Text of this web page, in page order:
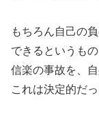
もちろん自己の
できるというも
信楽の事故を、
これは決定的だっ